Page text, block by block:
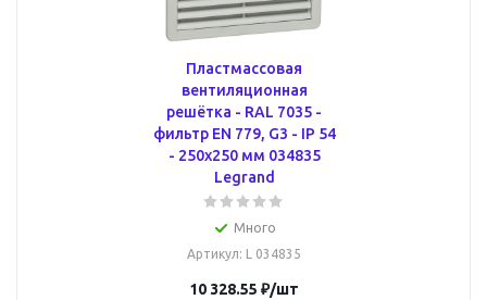
Пластмассовая
вентиляционная
решётка - RAL 7035 -
фильтр EN 779, G3 - IP 54
- 250x250 мм 034835
Legrand
Много
Артикул: L 034835
10 328.55 ₽/шт